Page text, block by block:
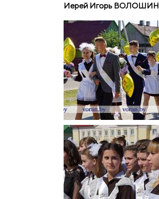
Иерей Игорь ВОЛОШИН